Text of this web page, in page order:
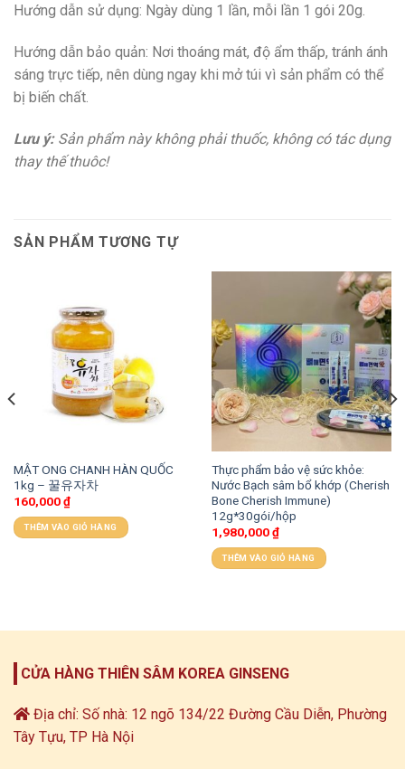
Hướng dẫn sử dụng: Ngày dùng 1 lần, mỗi lần 1 gói 20g.
Hướng dẫn bảo quản: Nơi thoáng mát, độ ẩm thấp, tránh ánh
sáng trực tiếp, nên dùng ngay khi mở túi vì sản phẩm có thể
bị biến chất.
Lưu ý:Sản phẩm này không phải thuốc, không có tác dụng
thay thế thuôc!
SẢN PHẨM TƯƠNG TỰ
MẬT ONG CHANH HÀN QUỐC
1kg – 꿀유자차
160,000₫
THÊM VÀO GIỎ HÀNG
Thực phẩm bảo vệ sức khỏe:
Nước Bạch sâm bổ khớp (Cherish
Bone Cherish Immune)
12g*30gói/hộp
1,980,000₫
THÊM VÀO GIỎ HÀNG
CỬA HÀNG THIÊN SÂM KOREA GINSENG
Địa chỉ: Số nhà: 12 ngõ 134/22 Đường Cầu Diễn, Phường
Tây Tựu, TP Hà Nội